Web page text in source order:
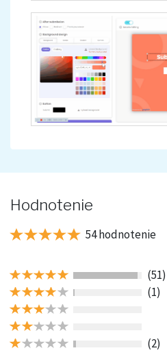
Hodnotenie
54 hodnotenie
(51)
(1)
(2)